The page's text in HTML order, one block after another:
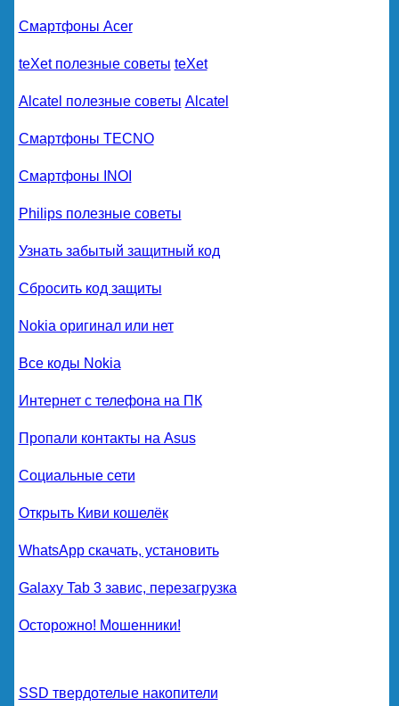
Смартфоны Acer
teXet полезные советы teXet
Alcatel полезные советы Alcatel
Смартфоны TECNO
Смартфоны INOI
Philips полезные советы
Узнать забытый защитный код
Сбросить код защиты
Nokia оригинал или нет
Все коды Nokia
Интернет с телефона на ПК
Пропали контакты на Asus
Социальные сети
Открыть Киви кошелёк
WhatsApp скачать, установить
Galaxy Tab 3 завис, перезагрузка
Осторожно! Мошенники!
SSD твердотелые накопители